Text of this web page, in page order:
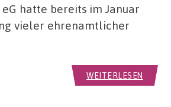
hatte bereits im Januar
vieler ehrenamtlicher
WEITERLESEN